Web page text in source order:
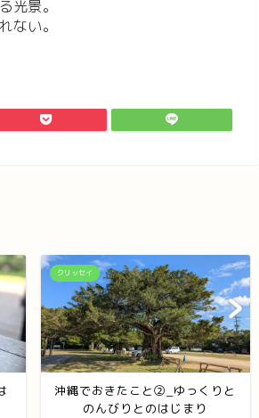
光景。
ない。
クリッセイ
沖縄でおきたこと②_ゆっくりと
のんびりとのはじまり